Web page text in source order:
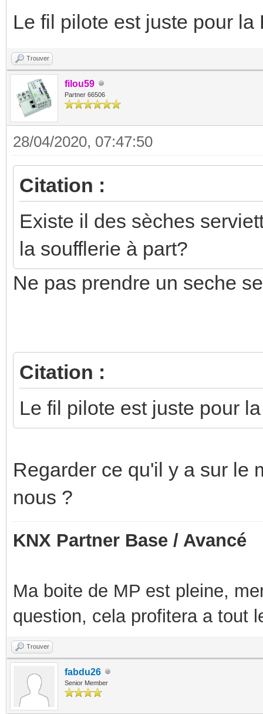
Le fil pilote est juste pour la
Trouver
filou59
Partner 66506
28/04/2020, 07:47:50
Citation :
Existe il des sèches
la soufflerie à part?
Ne pas prendre un seche
Citation :
Le fil pilote est juste pour
Regarder ce qu'il y a sur le
nous ?
KNX Partner Base / Avancé
Ma boite de MP est pleine,
question, cela profitera a tout
Trouver
fabdu26
Senior Member